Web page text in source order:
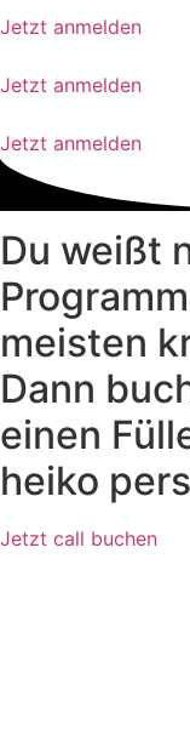
Jetzt anmelden
Jetzt anmelden
Jetzt anmelden
Du weißt
meisten
Dann
einen
heiko
Jetzt call buchen